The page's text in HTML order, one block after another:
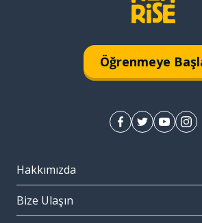
Öğrenmeye
Hakkımızda
Bize Ulaşın